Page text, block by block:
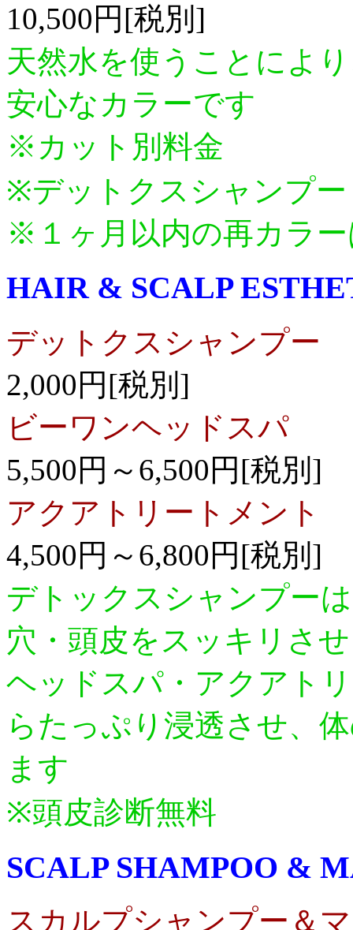
10,500円[税別]
天然水を使うことによ
安心なカラーです
※カット別料金
※デットクスシャンプ
※１ヶ月以内の再カラー
HAIR & SCALP
デットクスシャンプー
2,000円[税別]
ビーワンヘッドスパ
5,500円～6,500円[税別]
アクアトリートメント
4,500円～6,800円[税別]
デトックスシャンプー
穴・頭皮をスッキリさ
ヘッドスパ・アクアト
らたっぷり浸透させ、
ます
※頭皮診断無料
SCALP SHAMPOO &
スカルプシャンプー＆